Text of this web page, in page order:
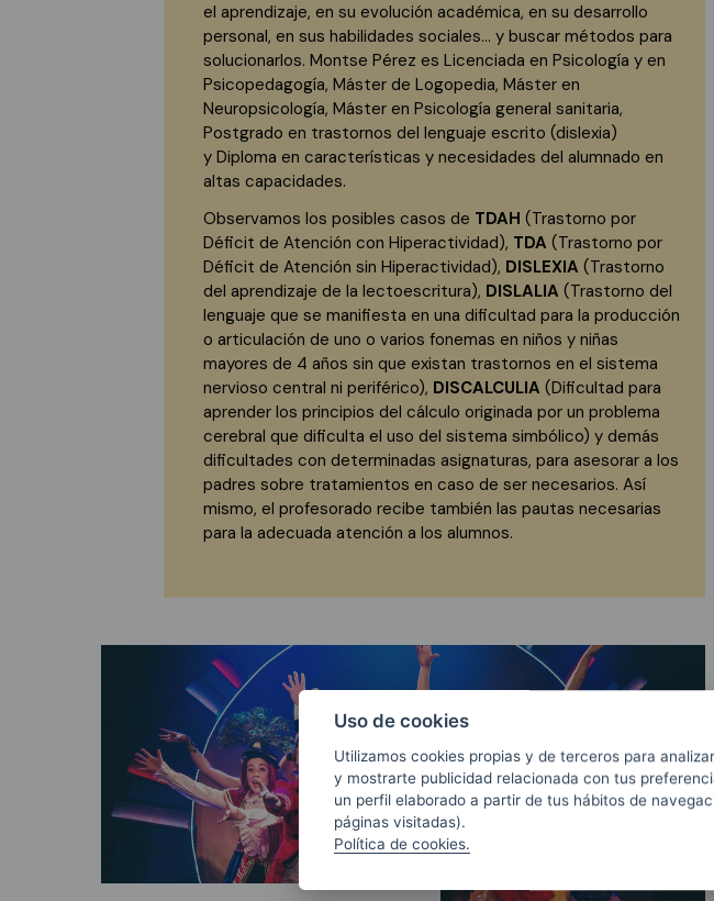
el aprendizaje, en su evolución académica, en su desarrollo
personal, en sus habilidades sociales… y buscar métodos para
solucionarlos. Montse Pérez es Licenciada en Psicología y en
Psicopedagogía, Máster de Logopedia, Máster en
Neuropsicología, Máster en Psicología general sanitaria,
Postgrado en trastornos del lenguaje escrito (dislexia)
y Diploma en características y necesidades del alumnado en
altas capacidades.
Observamos los posibles casos de TDAH (Trastorno por
Déficit de Atención con Hiperactividad), TDA (Trastorno por
Déficit de Atención sin Hiperactividad), DISLEXIA (Trastorno
del aprendizaje de la lectoescritura), DISLALIA (Trastorno del
lenguaje que se manifiesta en una dificultad para la producción
o articulación de uno o varios fonemas en niños y niñas
mayores de 4 años sin que existan trastornos en el sistema
nervioso central ni periférico), DISCALCULIA (Dificultad para
aprender los principios del cálculo originada por un problema
cerebral que dificulta el uso del sistema simbólico) y demás
dificultades con determinadas asignaturas, para asesorar a los
padres sobre tratamientos en caso de ser necesarios. Así
mismo, el profesorado recibe también las pautas necesarias
para la adecuada atención a los alumnos.
Uso de cookies
Utilizamos cookies propias y de terceros para
y mostrarte publicidad relacionada con tus
un perfil elaborado a partir de tus hábitos de
páginas visitadas).
Política de cookies.